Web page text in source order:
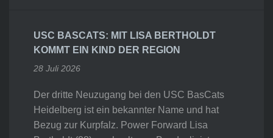
USC BASCATS: MIT LISA BERTHOLDT
KOMMT EIN KIND DER REGION
28 Juli 2026
Der dritte Neuzugang bei den USC BasCats
Heidelberg ist ein bekannter Name und hat
Bezug zur Kurpfalz. Power Forward Lisa